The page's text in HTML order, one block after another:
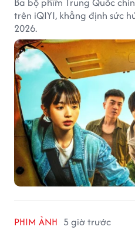
trên iQIYI, khẳng định sức
2026.
PHIM ẢNH 5 giờ trước